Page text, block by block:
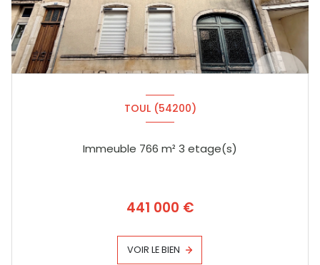
TOUL (54200)
Immeuble 766 m² 3 etage(s)
441 000 €
VOIR LE BIEN